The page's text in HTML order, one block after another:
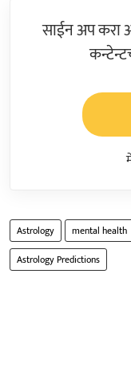
साईन अप करा
Astrology mental health
Astrology Predictions